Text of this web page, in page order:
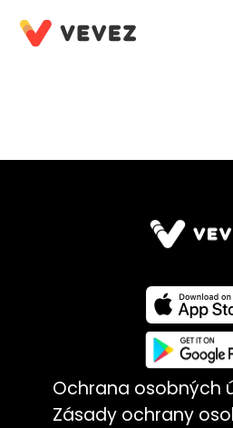
Ochrana osobných
Zásady ochrany